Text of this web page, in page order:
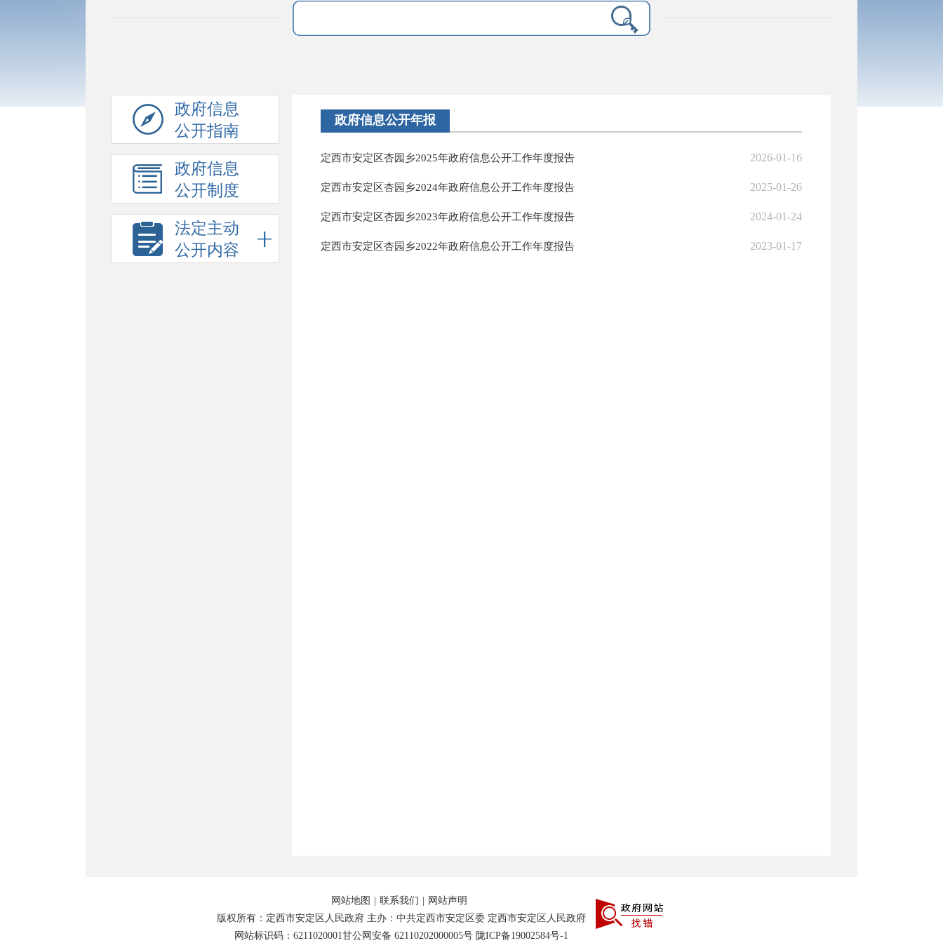
政府信息
公开指南
政府信息
公开制度
法定主动
公开内容
政府信息公开年报
定西市安定区杏园乡2025年政府信息公开工作年度报告 2026-01-16
定西市安定区杏园乡2024年政府信息公开工作年度报告 2025-01-26
定西市安定区杏园乡2023年政府信息公开工作年度报告 2024-01-24
定西市安定区杏园乡2022年政府信息公开工作年度报告 2023-01-17
网站地图 联系我们
网站声明
版权所有：定西市安定区人民政府 主办：中共定西市安定区委 定西市安定区人民政府
网站标识码：6211020001甘公网安备 62110202000005号 陇ICP备19002584号-1